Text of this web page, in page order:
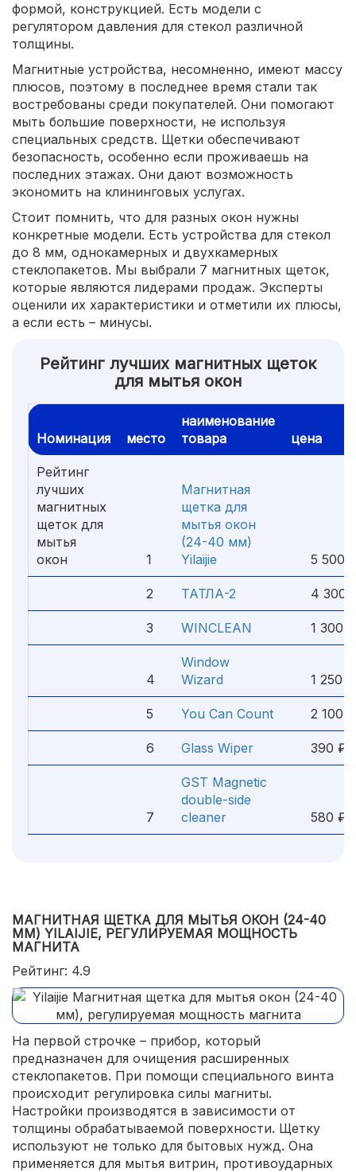
формой, конструкцией. Есть модели с
регулятором давления для стекол различной
толщины.
Магнитные устройства, несомненно, имеют массу
плюсов, поэтому в последнее время стали так
востребованы среди покупателей. Они помогают
мыть большие поверхности, не используя
специальных средств. Щетки обеспечивают
безопасность, особенно если проживаешь на
последних этажах. Они дают возможность
экономить на клининговых услугах.
Стоит помнить, что для разных окон нужны
конкретные модели. Есть устройства для стекол
до 8 мм, однокамерных и двухкамерных
стеклопакетов. Мы выбрали 7 магнитных щеток,
которые являются лидерами продаж. Эксперты
оценили их характеристики и отметили их плюсы,
а если есть – минусы.
Рейтинг лучших магнитных щеток
для мытья окон
Номинация место
наименование
товара
цена
Рейтинг
лучших
магнитных
щеток для
мытья
окон
1
Магнитная
щетка для
мытья окон
(24-40 мм)
Yilaijie
5 500
2 ТАТЛА-2 4 300
3 WINCLEAN 1 300 ₽
4
Window
Wizard
1 250 ₽
5 You Can Count 2 100 ₽
6 Glass Wiper 390 ₽
7
GST Magnetic
double-side
cleaner
580 ₽
МАГНИТНАЯ ЩЕТКА ДЛЯ МЫТЬЯ ОКОН (24-40
ММ) YILAIJIE, РЕГУЛИРУЕМАЯ МОЩНОСТЬ
МАГНИТА
Рейтинг: 4.9
На первой строчке – прибор, который
предназначен для очищения расширенных
стеклопакетов. При помощи специального винта
происходит регулировка силы магниты.
Настройки производятся в зависимости от
толщины обрабатываемой поверхности. Щетку
используют не только для бытовых нужд. Она
применяется для мытья витрин, противоударных